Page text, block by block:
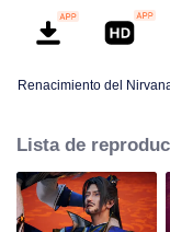
Renacimiento del
Lista de